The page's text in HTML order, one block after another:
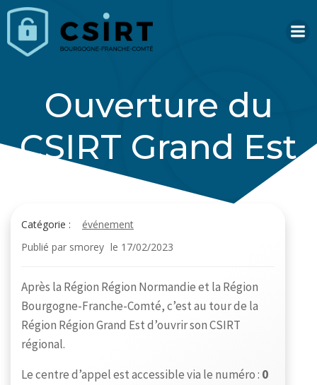
Ouverture du
CSIRT Grand Est
Catégorie :
événement
Publié par smorey le 17/02/2023
Après la Région Région Normandie et la Région
Bourgogne-Franche-Comté, c’est au tour de la
Région Région Grand Est d’ouvrir son CSIRT
régional.
Le centre d’appel est accessible via le numéro : 0